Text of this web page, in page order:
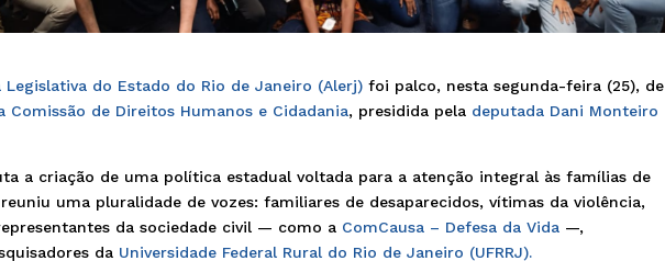
Legislativa do Estado do Rio de Janeiro (Alerj) foi palco, nesta segunda-feira (25), de
Comissão de Direitos Humanos e Cidadania, presidida pela deputada Dani Monteiro
a criação de uma política estadual voltada para a atenção integral às famílias de
reuniu uma pluralidade de vozes: familiares de desaparecidos, vítimas da violência,
da sociedade civil — como a ComCausa – Defesa da Vida —,
da Universidade Federal Rural do Rio de Janeiro (UFRRJ).